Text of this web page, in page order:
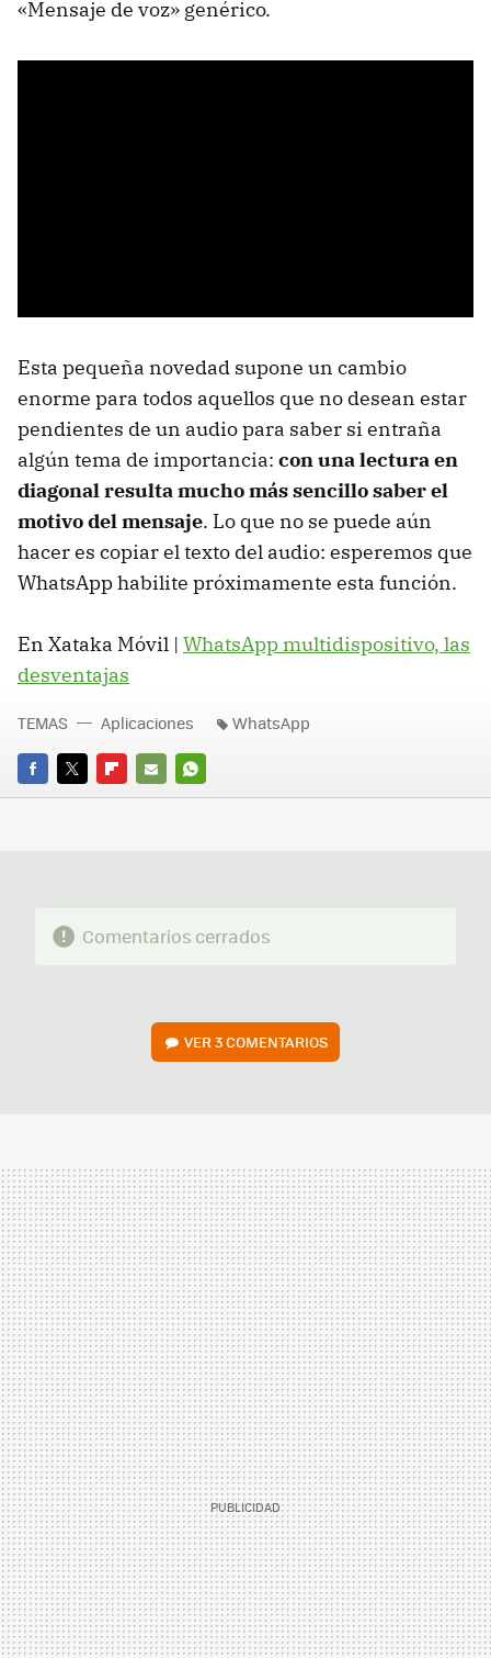
«Mensaje de voz» genérico.
Esta pequeña novedad supone un cambio
enorme para todos aquellos que no desean estar
pendientes de un audio para saber si entraña
algún tema de importancia: con una lectura en
diagonal resulta mucho más sencillo saber el
motivo del mensaje. Lo que no se puede aún
hacer es copiar el texto del audio: esperemos que
WhatsApp habilite próximamente esta función.
En Xataka Móvil | WhatsApp multidispositivo, las
desventajas
FACEBOOK
TWITTERFLIPBOARD
E-
WHATSAPP
TEMAS Aplicaciones WhatsApp
Comentarios cerrados
VER3 COMENTARIOS